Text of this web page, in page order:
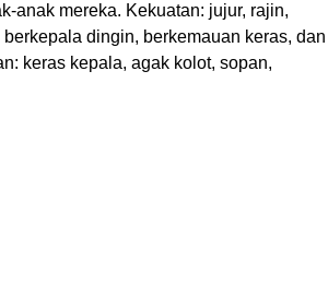
anak mereka. Kekuatan: jujur, rajin,
berkepala dingin, berkemauan keras, dan
keras kepala, agak kolot, sopan,